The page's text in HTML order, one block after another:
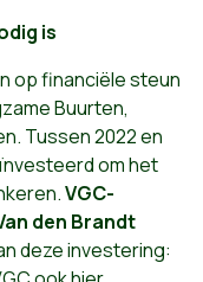
is
op financiële steun
Buurten,
Tussen 2022 en
om het
VGC-
den Brandt
deze investering: